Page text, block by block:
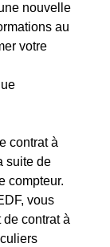
nouvelle
au
votre
contrat à
suite de
compteur.
vous
contrat à